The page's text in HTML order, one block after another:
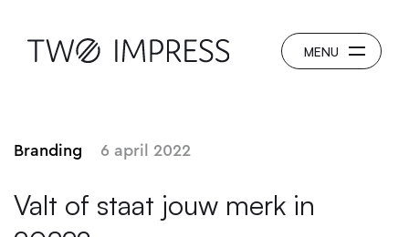
Branding 6 april 2022
Valt of staat jouw merk in